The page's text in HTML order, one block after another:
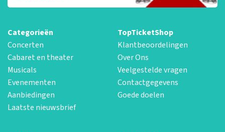
Categorieën
Concerten
Cabaret en theater
Musicals
Evenementen
Aanbiedingen
Laatste nieuwsbrief
TopTicketShop
Klantbeoordelingen
Over Ons
Veelgestelde vragen
Contactgegevens
Goede doelen